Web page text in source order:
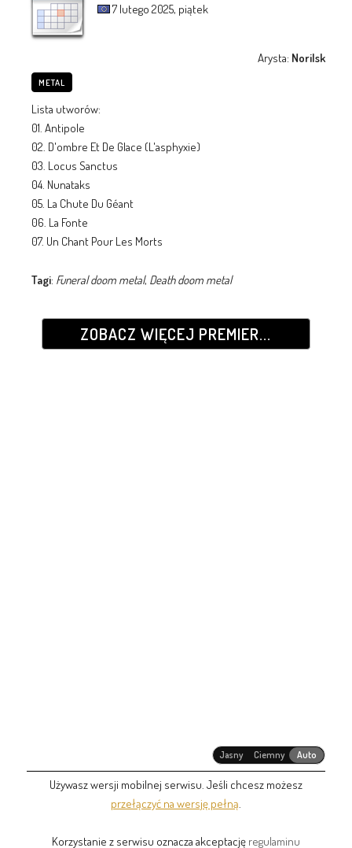
7 lutego 2025, piątek
Arysta: Norilsk
METAL
Lista utworów:
01. Antipole
02. D'ombre Et De Glace (L'asphyxie)
03. Locus Sanctus
04. Nunataks
05. La Chute Du Géant
06. La Fonte
07. Un Chant Pour Les Morts
Tagi: Funeral doom metal, Death doom metal
ZOBACZ WIĘCEJ PREMIER...
Jasny Ciemny Auto
Używasz wersji mobilnej serwisu. Jeśli chcesz możesz
przełączyć na wersję pełną
Korzystanie z serwisu oznacza akceptację regulaminu